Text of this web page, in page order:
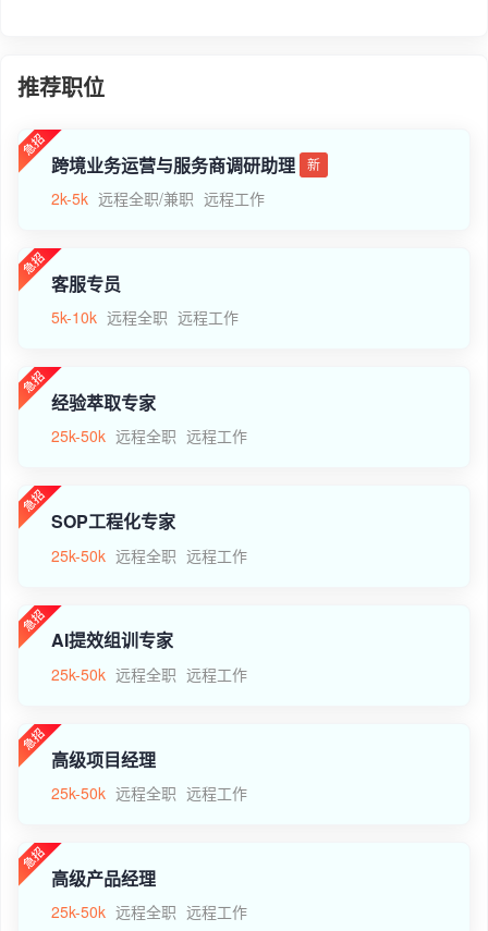
推荐职位
跨境业务运营与服务商调研助理 新
2k-5k 远程全职/兼职 远程工作
客服专员
5k-10k 远程全职 远程工作
经验萃取专家
25k-50k 远程全职 远程工作
SOP工程化专家
25k-50k 远程全职 远程工作
AI提效组训专家
25k-50k 远程全职 远程工作
高级项目经理
25k-50k 远程全职 远程工作
高级产品经理
25k-50k 远程全职 远程工作